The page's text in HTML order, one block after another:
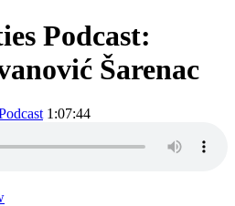
Podcast:
Šarenac
1:07:44